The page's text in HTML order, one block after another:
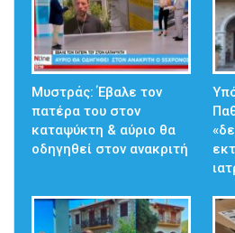
Μυστράς: Έβαλε τον
πατέρα του στον
καταψύκτη & αύριο θα
οδηγηθεί στον ανακριτή